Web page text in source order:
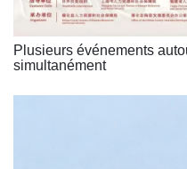
Plusieurs événements
simultanément